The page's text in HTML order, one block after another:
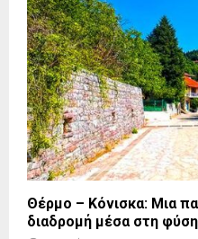
Θέρμο – Κόνισκα: Μια
διαδρομή μέσα στη φύση